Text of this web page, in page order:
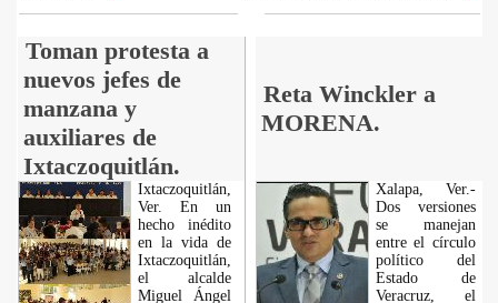
Toman protesta a
nuevos jefes de
manzana y
auxiliares de
Ixtaczoquitlán.
Reta Winckler a
MORENA.
Ixtaczoquitlán,
Ver. En un
hecho inédito
en la vida de
Ixtaczoquitlán,
el alcalde
Miguel Ángel
Xalapa, Ver.-
Dos versiones
se manejan
entre el círculo
político del
Estado de
Veracruz, el